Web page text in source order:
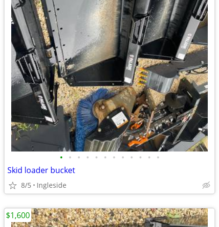
• • • • • • • • • • • •
Skid loader bucket
8/5 Ingleside
$1,600